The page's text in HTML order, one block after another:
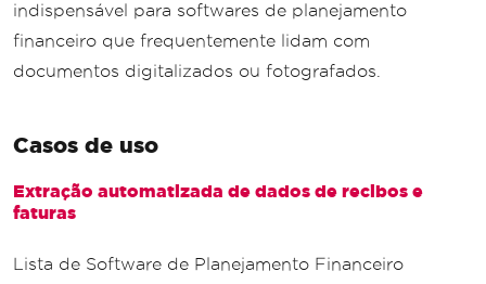
indispensável para softwares de planejamento
financeiro que frequentemente lidam com
documentos digitalizados ou fotografados.
Casos de uso
Extração automatizada de dados de recibos e
faturas
Lista de Software de Planejamento Financeiro